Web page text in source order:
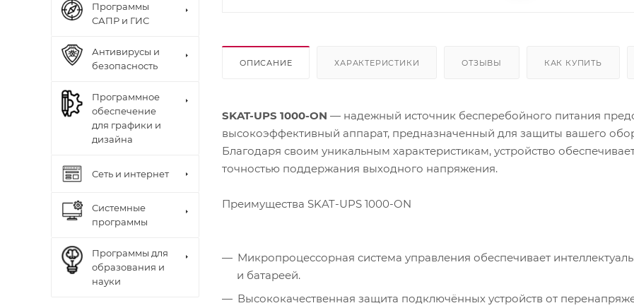
ОПИСАНИЕ ХАРАКТЕРИСТИКИ ОТЗЫВЫ КАК КУПИТЬ
SKAT-UPS 1000-ON — надежный источник бесперебойного питания
высокоэффективный аппарат, предназначенный для защиты вашего
Благодаря своим уникальным характеристикам, устройство
точностью поддержания выходного напряжения.
Преимущества SKAT-UPS 1000-ON
Микропроцессорная система управления обеспечивает
и батареей.
Высококачественная защита подключённых устройств от
Программы
САПР и ГИС
Антивирусы и
безопасность
Программное
обеспечение
для графики и
дизайна
Сеть и интернет
Системные
программы
Программы для
образования и
науки